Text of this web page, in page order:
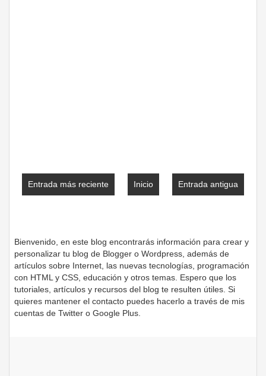
Entrada más reciente Entrada antigua
Inicio
Bienvenido, en este blog encontrarás información para crear y
personalizar tu blog de Blogger o Wordpress, además de
artículos sobre Internet, las nuevas tecnologías, programación
con HTML y CSS, educación y otros temas. Espero que los
tutoriales, artículos y recursos del blog te resulten útiles. Si
quieres mantener el contacto puedes hacerlo a través de mis
cuentas de Twitter o Google Plus.